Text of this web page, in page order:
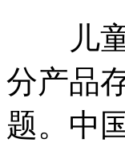
儿童
分产品
题。中